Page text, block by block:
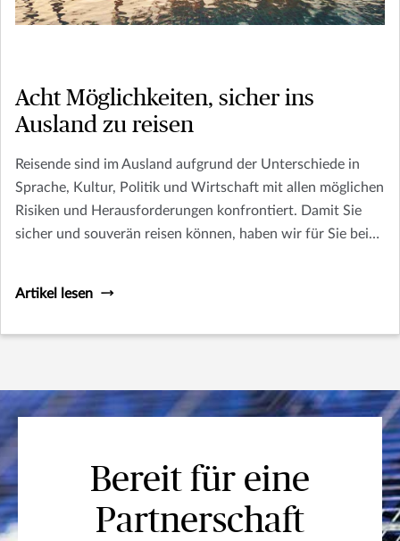
Acht Möglichkeiten, sicher ins
Ausland zu reisen
Reisende sind im Ausland aufgrund der Unterschiede in
Sprache, Kultur, Politik und Wirtschaft mit allen möglichen
Risiken und Herausforderungen konfrontiert. Damit Sie
sicher und souverän reisen können, haben wir für Sie bei
Artikel lesen
Bereit für eine
Partnerschaft